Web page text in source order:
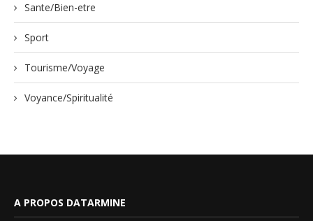
Sante/Bien-etre
Sport
Tourisme/Voyage
Voyance/Spiritualité
A PROPOS DATARMINE